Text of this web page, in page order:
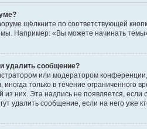
щёлкните по соответствующей
Например: «Вы можете начинать
удалить сообщение?
или модератором
только в течение ограниченного
из них. Эта надпись не появляется,
удалить сообщение, если на него уже